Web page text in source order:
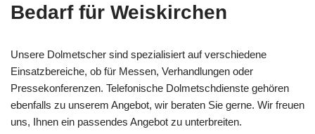
Bedarf für Weiskirchen
Unsere Dolmetscher sind spezialisiert auf verschiedene
Einsatzbereiche, ob für Messen, Verhandlungen oder
Pressekonferenzen. Telefonische Dolmetschdienste gehören
ebenfalls zu unserem Angebot, wir beraten Sie gerne. Wir freuen
uns, Ihnen ein passendes Angebot zu unterbreiten.